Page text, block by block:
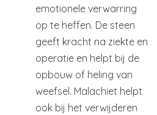
emotionele verwarring
op te heffen. De steen
geeft kracht na ziekte en
operatie en helpt bij de
opbouw of heling van
weefsel. Malachiet helpt
ook bij het verwijderen